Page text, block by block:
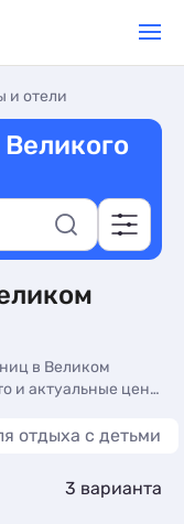
и отели
в Великом
и актуальные цены
руб, номера с
отдыха с детьми
3 варианта